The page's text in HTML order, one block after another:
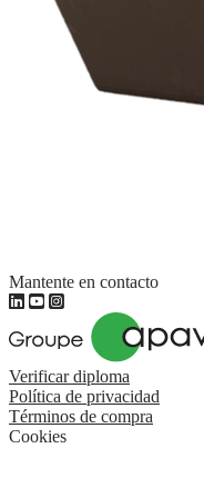
Mantente en contacto
Verificar diploma
Política de privacidad
Términos de compra
Cookies